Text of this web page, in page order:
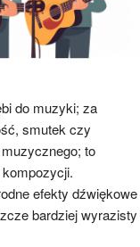
do muzyki; za
smutek czy
to
kompozycji.
efekty dźwiękowe
bardziej wyrazisty